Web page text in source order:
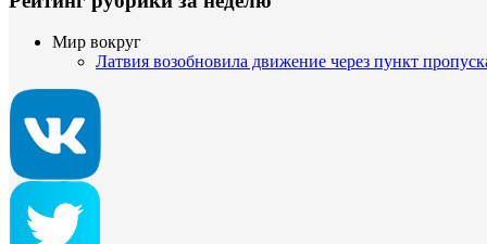
Мир вокруг
Латвия возобновила движение через пункт